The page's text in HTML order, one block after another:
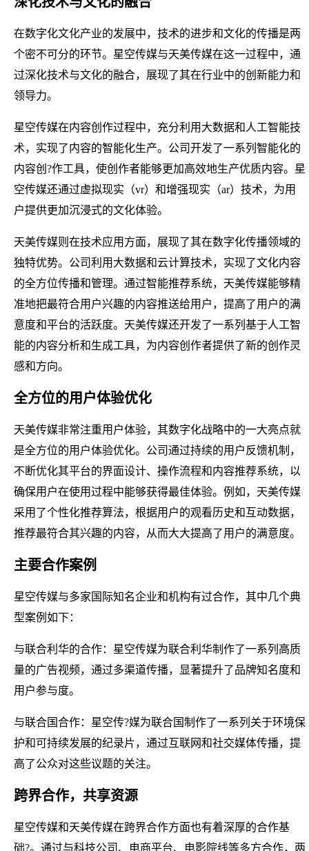
在数字化文化产业的发展中，技术的进步和文化的传播是两
个密不可分的环节。星空传媒与天美传媒在这一过程中，通
过深化技术与文化的融合，展现了其在行业中的创新能力和
领导力。
星空传媒在内容创作过程中，充分利用大数据和人工智能技
术，实现了内容的智能化生产。公司开发了一系列智能化的
内容创?作工具，使创作者能够更加高效地生产优质内容。星
空传媒还通过虚拟现实（vr）和增强现实（ar）技术，为用
户提供更加沉浸式的文化体验。
天美传媒则在技术应用方面，展现了其在数字化传播领域的
独特优势。公司利用大数据和云计算技术，实现了文化内容
的全方位传播和管理。通过智能推荐系统，天美传媒能够精
准地把最符合用户兴趣的内容推送给用户，提高了用户的满
意度和平台的活跃度。天美传媒还开发了一系列基于人工智
能的内容分析和生成工具，为内容创作者提供了新的创作灵
感和方向。
全方位的用户体验优化
天美传媒非常注重用户体验，其数字化战略中的一大亮点就
是全方位的用户体验优化。公司通过持续的用户反馈机制，
不断优化其平台的界面设计、操作流程和内容推荐系统，以
确保用户在使用过程中能够获得最佳体验。例如，天美传媒
采用了个性化推荐算法，根据用户的观看历史和互动数据，
推荐最符合其兴趣的内容，从而大大提高了用户的满意度。
主要合作案例
星空传媒与多家国际知名企业和机构有过合作，其中几个典
型案例如下：
与联合利华的合作：星空传媒为联合利华制作了一系列高质
量的广告视频，通过多渠道传播，显著提升了品牌知名度和
用户参与度。
与联合国合作：星空传?媒为联合国制作了一系列关于环境保
护和可持续发展的纪录片，通过互联网和社交媒体传播，提
高了公众对这些议题的关注。
跨界合作，共享资源
星空传媒和天美传媒在跨界合作方面也有着深厚的合作基
础?。通过与科技公司、电商平台、电影院线等多方合作，两